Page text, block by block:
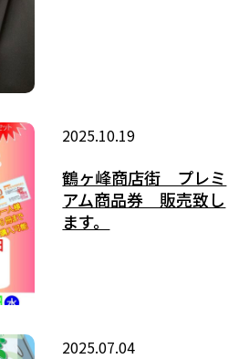
2025.10.19
鶴ヶ峰商店街 プレミ
アム商品券 販売致し
ます。
2025.07.04